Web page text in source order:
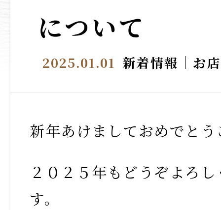
について
2025.01.01 新着情報 お
新年あけましておめでと
２０２５年もどうぞよろ
す。